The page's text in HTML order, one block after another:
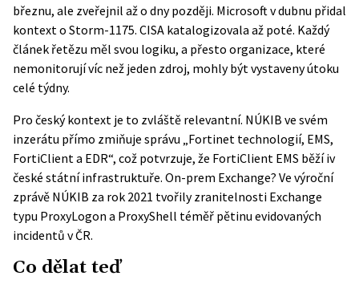
březnu, ale zveřejnil až o dny později. Microsoft v dubnu přidal
kontext o Storm-1175. CISA katalogizovala až poté. Každý
článek řetězu měl svou logiku, a přesto organizace, které
nemonitorují víc než jeden zdroj, mohly být vystaveny útoku
celé týdny.
Pro český kontext je to zvláště relevantní. NÚKIB ve svém
inzerátu přímo zmiňuje správu „Fortinet technologií, EMS,
FortiClient a EDR“, což potvrzuje, že FortiClient EMS běží iv
české státní infrastruktuře. On-prem Exchange? Ve výroční
zprávě NÚKIB za rok 2021 tvořily zranitelnosti Exchange
typu ProxyLogon a ProxyShell téměř pětinu evidovaných
incidentů v ČR.
Co dělat teď